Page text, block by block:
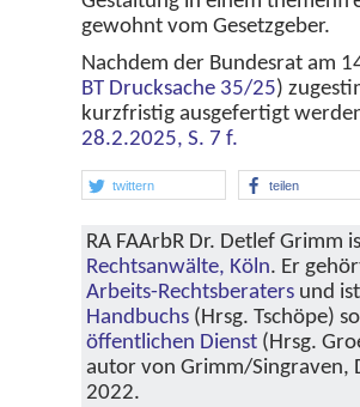
gewohnt vom Gesetzgeber.
Nachdem der Bundesrat am
BT Drucksache 35/25)
kurzfristig ausgefertigt
28.2.2025, S. 7 f.
twittern teilen
RA FAArbR Dr. Detlef Grimm
Rechtsanwälte, Köln. Er
Arbeits-Rechtsberaters und
Handbuchs (Hrsg. Tschöpe)
öffentlichen Dienst (Hrsg.
autor von Grimm/Singraven,
2022.